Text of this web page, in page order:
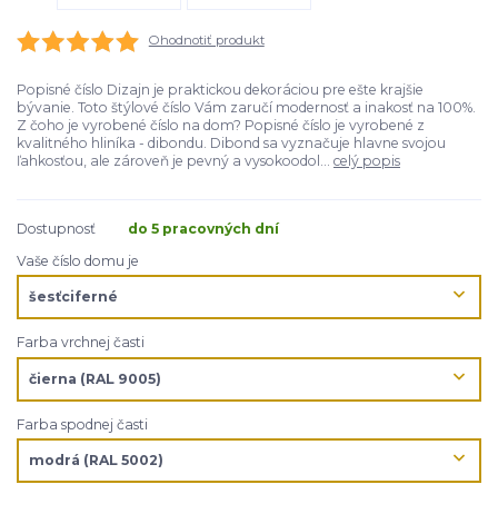
Ohodnotiť produkt
Popisné číslo Dizajn je praktickou dekoráciou pre ešte krajšie
bývanie. Toto štýlové číslo Vám zaručí modernosť a inakosť na 100%.
Z čoho je vyrobené číslo na dom? Popisné číslo je vyrobené z
kvalitného hliníka - dibondu. Dibond sa vyznačuje hlavne svojou
ľahkosťou, ale zároveň je pevný a vysokoodol... celý popis
Dostupnosť
do 5 pracovných dní
Vaše číslo domu je
Farba vrchnej časti
Farba spodnej časti